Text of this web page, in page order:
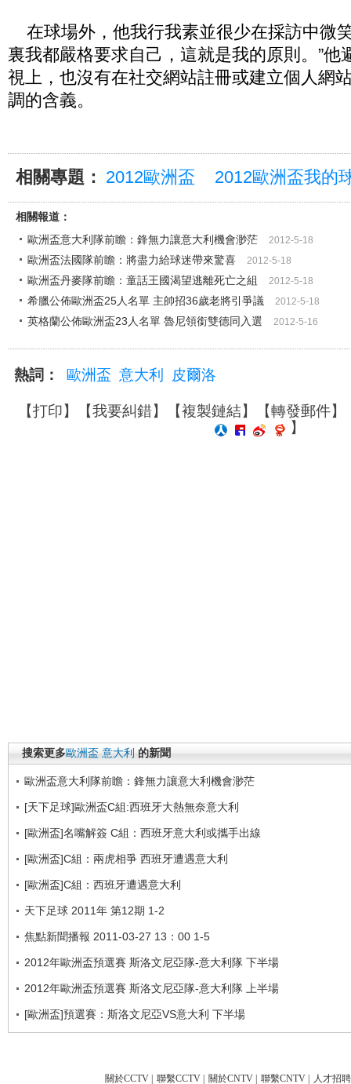
在球場外，他我行我素並很少在採訪中微
裏我都嚴格要求自己，這就是我的原則。”他
視上，也沒有在社交網站註冊或建立個人網
調的含義。
相關專題： 2012歐洲盃 2012歐洲盃我的
相關報道：
歐洲盃意大利隊前瞻：鋒無力讓意大利機會渺茫
2012-5-18
歐洲盃法國隊前瞻：將盡力給球迷帶來驚喜 2012-5-18
歐洲盃丹麥隊前瞻：童話王國渴望逃離死亡之組 2012-5-18
希臘公佈歐洲盃25人名單 主帥招36歲老將引爭議 2012-5-18
英格蘭公佈歐洲盃23人名單 魯尼領銜雙德同入選 2012-5-16
熱詞： 歐洲盃 意大利 皮爾洛
【打印】【我要糾錯】【複製鏈結】【轉發郵件】
】
搜索更多歐洲盃 意大利 的新聞
歐洲盃意大利隊前瞻：鋒無力讓意大利機會渺茫
[天下足球]歐洲盃C組:西班牙大熱無奈意大利
[歐洲盃]名嘴解簽 C組：西班牙意大利或攜手出線
[歐洲盃]C組：兩虎相爭 西班牙遭遇意大利
[歐洲盃]C組：西班牙遭遇意大利
天下足球 2011年 第12期 1-2
焦點新聞播報 2011-03-27 13：00 1-5
2012年歐洲盃預選賽 斯洛文尼亞隊-意大利隊 下半場
2012年歐洲盃預選賽 斯洛文尼亞隊-意大利隊 上半場
[歐洲盃]預選賽：斯洛文尼亞VS意大利 下半場
關於CCTV | 聯繫CCTV | 關於CNTV | 聯繫CNTV | 人才招聘